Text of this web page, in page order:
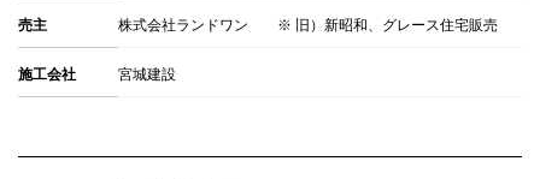
売主 株式会社ランドワン ※ 旧）新昭和、グレース住宅販売
施工会社 宮城建設